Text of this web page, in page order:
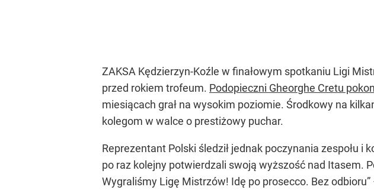
ZAKSA Kędzierzyn-Koźle w finałowym spotkaniu Ligi
przed rokiem trofeum. Podopieczni Gheorghe Cretu
miesiącach grał na wysokim poziomie. Środkowy na
kolegom w walce o prestiżowy puchar.
Reprezentant Polski śledził jednak poczynania zespołu i
po raz kolejny potwierdzali swoją wyższość nad Itasem.
Wygraliśmy Ligę Mistrzów! Idę po prosecco. Bez odbioru”